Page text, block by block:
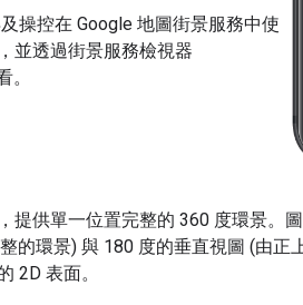
操控在 Google 地圖街景服務中使
並透過街景服務檢視器
。
提供單一位置完整的 360 度環景。
的環景) 與 180 度的垂直視圖 (由正
2D 表面。